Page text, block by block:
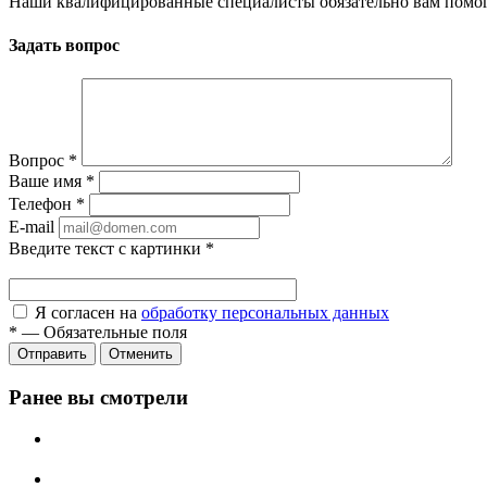
Задать вопрос
Вопрос *
Ваше имя *
Телефон *
E-mail
Введите текст с картинки *
Я согласен на обработку персональных данных
* — Обязательные поля
Отправить Отменить
Ранее вы смотрели